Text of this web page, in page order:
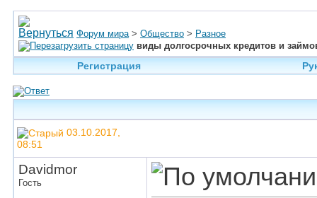
Форум мира > Общество > Разное
виды долгосрочных кредитов и
Регистрация
03.10.2017,
08:51
Davidmor
Гость